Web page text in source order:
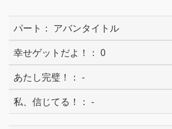
アバンタイトル
0
-
-